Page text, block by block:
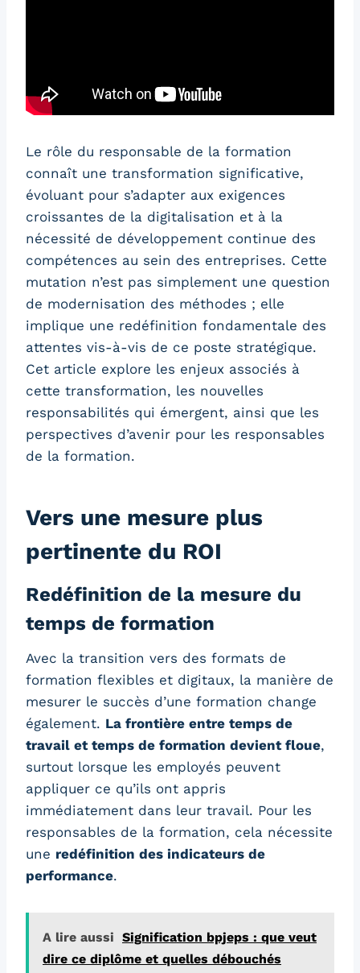
Le rôle du responsable de la formation
connaît une transformation significative,
évoluant pour s’adapter aux exigences
croissantes de la digitalisation et à la
nécessité de développement continue des
compétences au sein des entreprises. Cette
mutation n’est pas simplement une question
de modernisation des méthodes ; elle
implique une redéfinition fondamentale des
attentes vis-à-vis de ce poste stratégique.
Cet article explore les enjeux associés à
cette transformation, les nouvelles
responsabilités qui émergent, ainsi que les
perspectives d’avenir pour les responsables
de la formation.
Vers une mesure plus
pertinente du ROI
Redéfinition de la mesure du
temps de formation
Avec la transition vers des formats de
formation flexibles et digitaux, la manière de
mesurer le succès d’une formation change
également. La frontière entre temps de
travail et temps de formation devient floue,
surtout lorsque les employés peuvent
appliquer ce qu’ils ont appris
immédiatement dans leur travail. Pour les
responsables de la formation, cela nécessite
une redéfinition des indicateurs de
performance.
A lire aussi Signification bpjeps : que veut
dire ce diplôme et quelles débouchés